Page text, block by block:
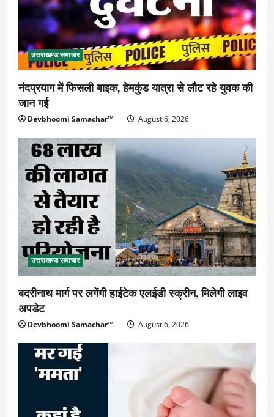
उत्तराखण्ड समाचार
नंदप्रयाग में फिसली बाइक, हेमकुंड यात्रा से लौट रहे युवक की
जान गई
Devbhoomi Samachar™ August 6, 2026
उत्तराखण्ड समाचार
बदरीनाथ मार्ग पर लगेंगी हाईटेक एलईडी स्क्रीन, मिलेगी लाइव
अपडेट
Devbhoomi Samachar™ August 6, 2026